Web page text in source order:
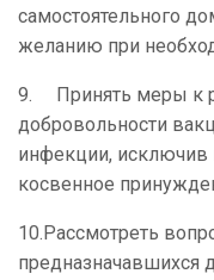
самостоятельного
желанию при
9. Принять меры к
добровольности
инфекции, исключив
косвенное
10.Рассмотреть
предназначавшихся